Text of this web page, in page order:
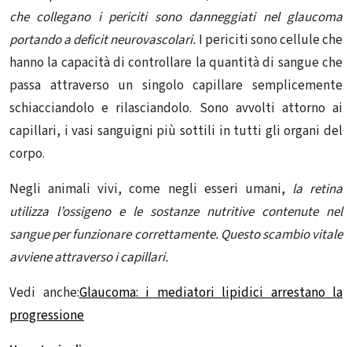
che collegano i periciti sono danneggiati nel glaucoma
portando a deficit neurovascolari. I periciti sono cellule che
hanno la capacità di controllare la quantità di sangue che
passa attraverso un singolo capillare semplicemente
schiacciandolo e rilasciandolo. Sono avvolti attorno ai
capillari, i vasi sanguigni più sottili in tutti gli organi del
corpo.
Negli animali vivi, come negli esseri umani, la retina
utilizza l’ossigeno e le sostanze nutritive contenute nel
sangue per funzionare correttamente. Questo scambio vitale
avviene attraverso i capillari.
Vedi anche:Glaucoma: i mediatori lipidici arrestano la
progressione